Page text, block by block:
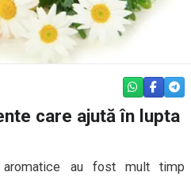
WHATSAPP
care ajută în lupta
aromatice au fost mult timp